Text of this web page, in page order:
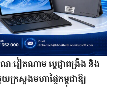
ៈវៀតណាម ប្ដេជ្ញាពង្រឹង និង
ក្រសួងមហាផ្ទៃកម្ពុជាឱ្យ